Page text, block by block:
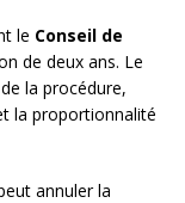
le Conseil de
de deux ans. Le
la procédure,
la proportionnalité
annuler la